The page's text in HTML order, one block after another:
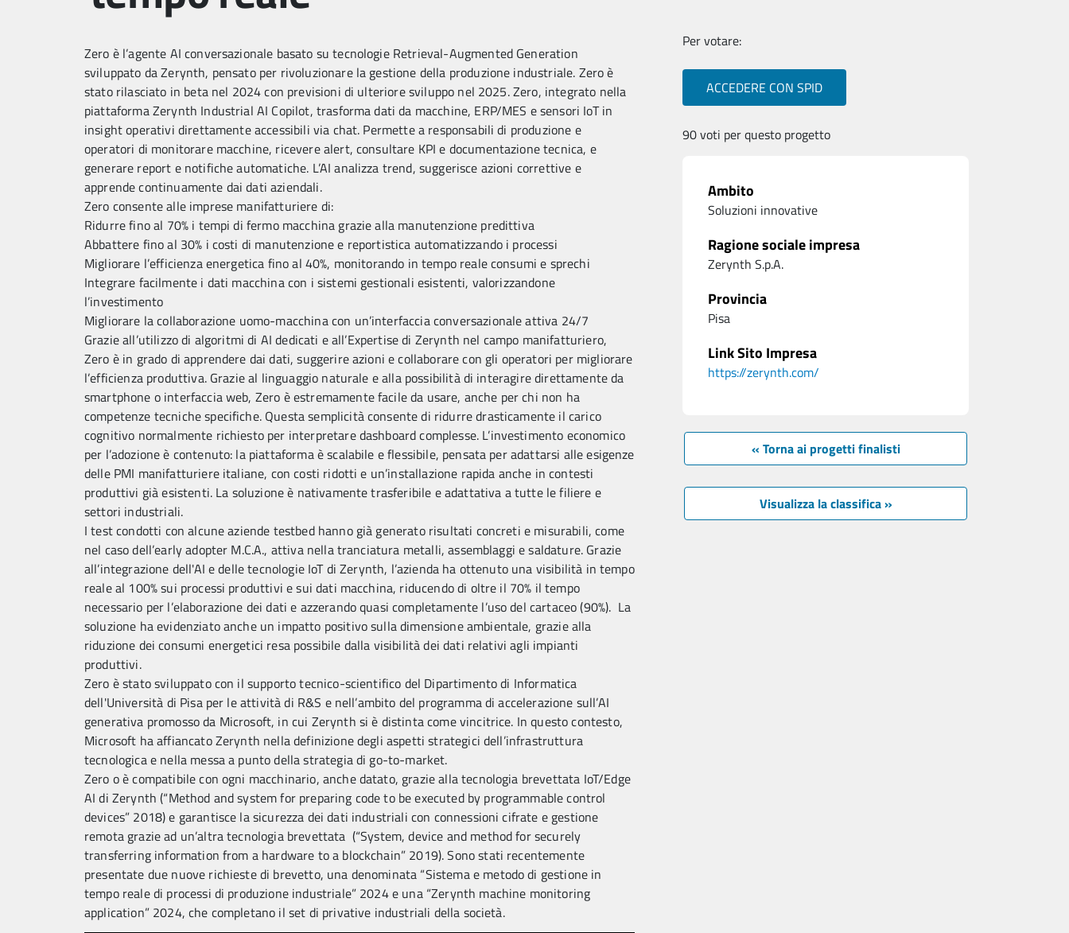
Zero è l’agente AI conversazionale basato su tecnologie Retrieval-Augmented Generation
sviluppato da Zerynth, pensato per rivoluzionare la gestione della produzione industriale. Zero è
stato rilasciato in beta nel 2024 con previsioni di ulteriore sviluppo nel 2025. Zero, integrato nella
piattaforma Zerynth Industrial AI Copilot, trasforma dati da macchine, ERP/MES e sensori IoT in
insight operativi direttamente accessibili via chat. Permette a responsabili di produzione e
operatori di monitorare macchine, ricevere alert, consultare KPI e documentazione tecnica, e
generare report e notifiche automatiche. L’AI analizza trend, suggerisce azioni correttive e
apprende continuamente dai dati aziendali.
Zero consente alle imprese manifatturiere di:
Ridurre fino al 70% i tempi di fermo macchina grazie alla manutenzione predittiva
Abbattere fino al 30% i costi di manutenzione e reportistica automatizzando i processi
Migliorare l’efficienza energetica fino al 40%, monitorando in tempo reale consumi e sprechi
Integrare facilmente i dati macchina con i sistemi gestionali esistenti, valorizzandone
l’investimento
Migliorare la collaborazione uomo-macchina con un’interfaccia conversazionale attiva 24/7
Grazie all’utilizzo di algoritmi di AI dedicati e all’Expertise di Zerynth nel campo manifatturiero,
Zero è in grado di apprendere dai dati, suggerire azioni e collaborare con gli operatori per migliorare
l’efficienza produttiva. Grazie al linguaggio naturale e alla possibilità di interagire direttamente da
smartphone o interfaccia web, Zero è estremamente facile da usare, anche per chi non ha
competenze tecniche specifiche. Questa semplicità consente di ridurre drasticamente il carico
cognitivo normalmente richiesto per interpretare dashboard complesse. L’investimento economico
per l’adozione è contenuto: la piattaforma è scalabile e flessibile, pensata per adattarsi alle esigenze
delle PMI manifatturiere italiane, con costi ridotti e un’installazione rapida anche in contesti
produttivi già esistenti. La soluzione è nativamente trasferibile e adattativa a tutte le filiere e
settori industriali.
I test condotti con alcune aziende testbed hanno già generato risultati concreti e misurabili, come
nel caso dell’early adopter M.C.A., attiva nella tranciatura metalli, assemblaggi e saldature. Grazie
all’integrazione dell'AI e delle tecnologie IoT di Zerynth, l’azienda ha ottenuto una visibilità in tempo
reale al 100% sui processi produttivi e sui dati macchina, riducendo di oltre il 70% il tempo
necessario per l’elaborazione dei dati e azzerando quasi completamente l’uso del cartaceo (90%). La
soluzione ha evidenziato anche un impatto positivo sulla dimensione ambientale, grazie alla
riduzione dei consumi energetici resa possibile dalla visibilità dei dati relativi agli impianti
produttivi.
Zero è stato sviluppato con il supporto tecnico-scientifico del Dipartimento di Informatica
dell'Università di Pisa per le attività di R&S e nell’ambito del programma di accelerazione sull’AI
generativa promosso da Microsoft, in cui Zerynth si è distinta come vincitrice. In questo contesto,
Microsoft ha affiancato Zerynth nella definizione degli aspetti strategici dell’infrastruttura
tecnologica e nella messa a punto della strategia di go-to-market.
Zero o è compatibile con ogni macchinario, anche datato, grazie alla tecnologia brevettata IoT/Edge
AI di Zerynth (“Method and system for preparing code to be executed by programmable control
devices” 2018) e garantisce la sicurezza dei dati industriali con connessioni cifrate e gestione
remota grazie ad un’altra tecnologia brevettata (“System, device and method for securely
transferring information from a hardware to a blockchain” 2019). Sono stati recentemente
presentate due nuove richieste di brevetto, una denominata “Sistema e metodo di gestione in
tempo reale di processi di produzione industriale” 2024 e una “Zerynth machine monitoring
application” 2024, che completano il set di privative industriali della società.
Per votare:
ACCEDERE CON SPID
90 voti per questo progetto
Ambito
Soluzioni innovative
Ragione sociale impresa
Zerynth S.p.A.
Provincia
Pisa
Link Sito Impresa
https://zerynth.com/
« Torna ai progetti finalisti
Visualizza la classifica »